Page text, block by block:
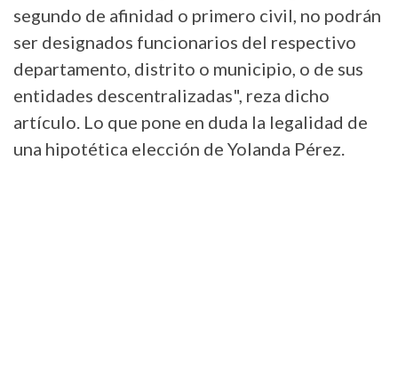
segundo de afinidad o primero civil, no podrán
ser designados funcionarios del respectivo
departamento, distrito o municipio, o de sus
entidades descentralizadas", reza dicho
artículo. Lo que pone en duda la legalidad de
una hipotética elección de Yolanda Pérez.